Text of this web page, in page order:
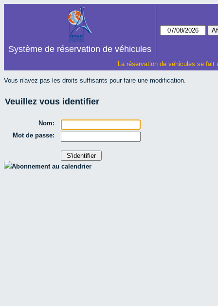
Système de réservation de véhicules
La réservation de véhicules se
Vous n'avez pas les droits suffisants pour faire une modification.
Veuillez vous identifier
Nom:
Mot de passe:
Abonnement au calendrier